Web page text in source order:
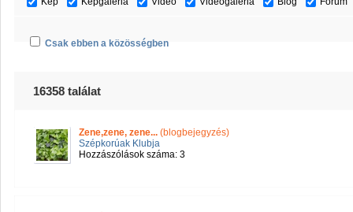
Csak ebben a közösségben
16358 találat
Zene,zene, zene... (blogbejegyzés)
Szépkorúak Klubja
Hozzászólások száma: 3